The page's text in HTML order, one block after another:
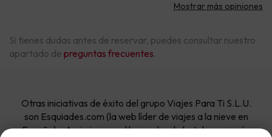
Mostrar más opiniones
Si tienes dudas antes de reservar, puedes consultar nuestro
apartado de preguntas frecuentes.
Otras iniciativas de éxito del grupo Viajes Para Ti S.L.U.
son Esquiades.com (la web líder de viajes a la nieve en
España) y Amimir.com, el buscador de hoteles con más